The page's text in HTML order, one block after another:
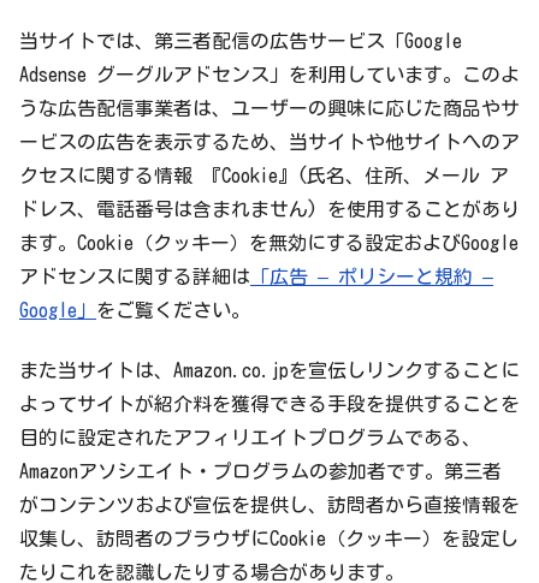
当サイトでは、第三者配信の広告サービス「Google
Adsense グーグルアドセンス」を利用しています。このよ
うな広告配信事業者は、ユーザーの興味に応じた商品やサ
ービスの広告を表示するため、当サイトや他サイトへのア
クセスに関する情報 『Cookie』(氏名、住所、メール ア
ドレス、電話番号は含まれません) を使用することがあり
ます。Cookie（クッキー）を無効にする設定およびGoogle
アドセンスに関する詳細は 「広告 – ポリシーと規約 –
Google」 をご覧ください。
また当サイトは、Amazon.co.jpを宣伝しリンクすることに
よってサイトが紹介料を獲得できる手段を提供することを
目的に設定されたアフィリエイトプログラムである、
Amazonアソシエイト・プログラムの参加者です。第三者
がコンテンツおよび宣伝を提供し、訪問者から直接情報を
収集し、訪問者のブラウザにCookie（クッキー）を設定し
たりこれを認識したりする場合があります。